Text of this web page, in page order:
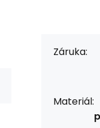
Záruka:
Materiál: